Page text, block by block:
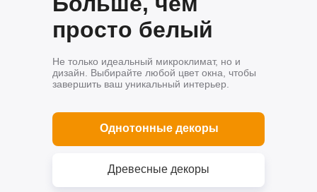
просто белый
Не только идеальный микроклимат, но и
дизайн. Выбирайте любой цвет окна, чтобы
завершить ваш уникальный интерьер.
Однотонные декоры
Древесные декоры